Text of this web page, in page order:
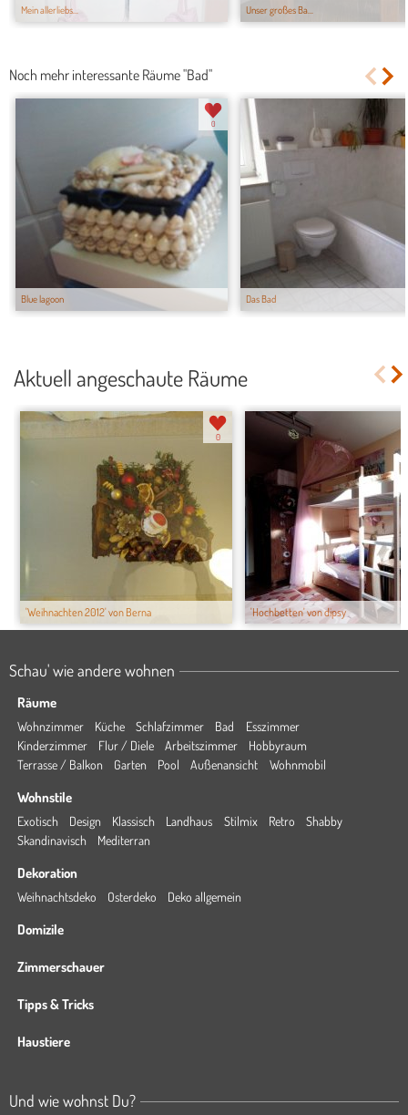
Mein allerliebs... Unser großes Ba...
Noch mehr interessante Räume "Bad"
Blue lagoon
0
Das Bad
Aktuell angeschaute Räume
'Weihnachten 2012' von Berna
0
'Hochbetten' von dipsy
Schau' wie andere wohnen
Räume
Wohnzimmer Küche Schlafzimmer Bad
Esszimmer
Kinderzimmer
Flur / Diele Arbeitszimmer
Hobbyraum
Terrasse / Balkon
Garten Pool Außenansicht Wohnmobil
Wohnstile
Exotisch Design Klassisch Landhaus Stilmix Retro
Shabby
Skandinavisch
Mediterran
Dekoration
Weihnachtsdeko Osterdeko Deko allgemein
Domizile
Zimmerschauer
Tipps & Tricks
Haustiere
Und wie wohnst Du?